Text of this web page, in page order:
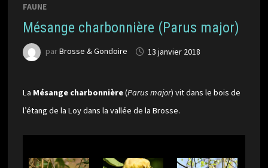
FAUNE
Mésange charbonnière (Parus major)
parBrosse & Gondoire 13 janvier 2018
La Mésange charbonnière(Parus major) vit dans le bois de
l’étang de la Loy dans la vallée de la Brosse.